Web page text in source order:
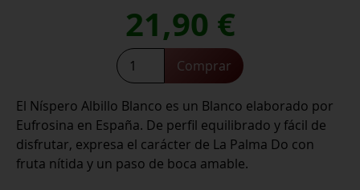
21,90 €
EL
NISPERO
BLANCO
2024
cantidad
Comprar
El Níspero Albillo Blanco es un Blanco elaborado por
Eufrosina en España. De perfil equilibrado y fácil de
disfrutar, expresa el carácter de La Palma Do con
fruta nítida y un paso de boca amable.